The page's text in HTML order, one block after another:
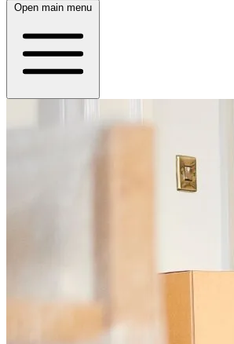
Open main menu